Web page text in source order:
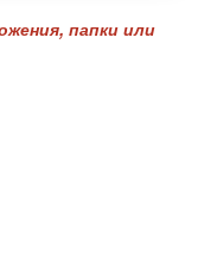
папки или